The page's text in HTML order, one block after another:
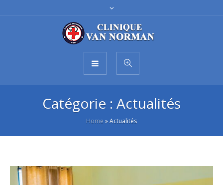
Catégorie : Actualités
Home »Actualités